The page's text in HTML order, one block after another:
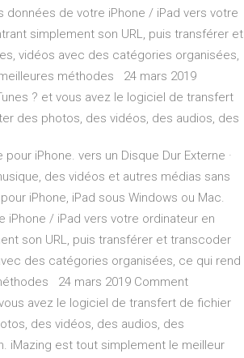
données de votre iPhone / iPad vers votre
simplement son URL, puis transférer et
vidéos avec des catégories organisées,
méthodes 24 mars 2019
? et vous avez le logiciel de transfert
des photos, des vidéos, des audios, des
iPhone. vers un Disque Dur Externe ·
des vidéos et autres médias sans
iPhone, iPad sous Windows ou Mac.
iPhone / iPad vers votre ordinateur en
son URL, puis transférer et transcoder
des catégories organisées, ce qui rend
24 mars 2019 Comment
avez le logiciel de transfert de fichier
des vidéos, des audios, des
iMazing est tout simplement le meilleur